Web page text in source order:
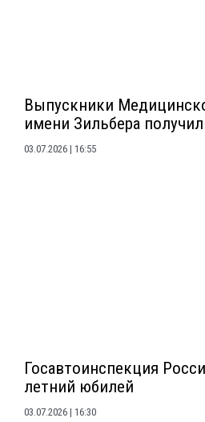
Выпускники
имени Зильбера
03.07.2026 16:55
Госавтоинспекция
летний юбилей
03.07.2026 16:30